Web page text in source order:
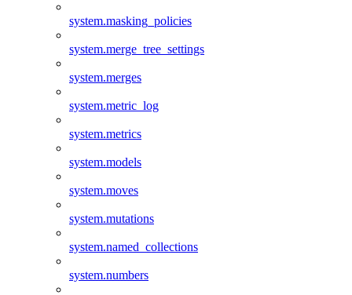
system.masking_policies
system.merge_tree_settings
system.merges
system.metric_log
system.metrics
system.models
system.moves
system.mutations
system.named_collections
system.numbers